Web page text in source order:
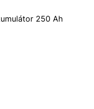
250 Ah